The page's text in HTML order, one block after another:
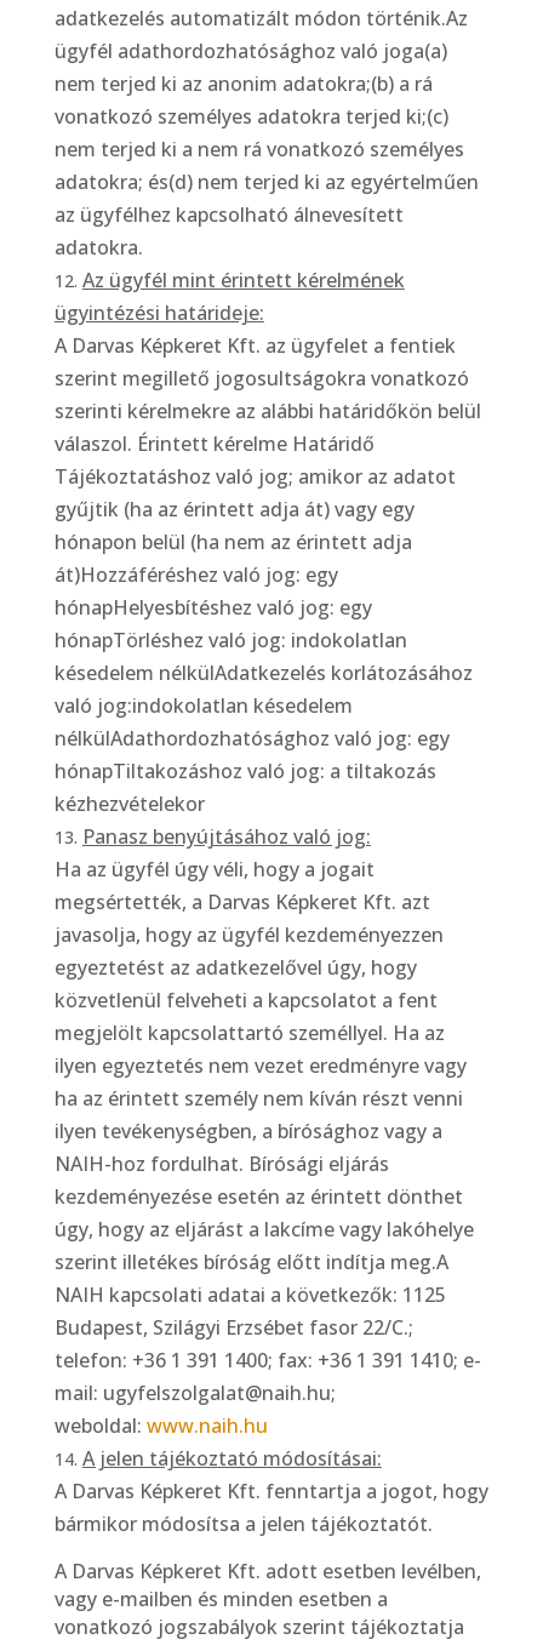
adatkezelés automatizált módon történik.Az
ügyfél adathordozhatósághoz való joga(a)
nem terjed ki az anonim adatokra;(b) a rá
vonatkozó személyes adatokra terjed ki;(c)
nem terjed ki a nem rá vonatkozó személyes
adatokra; és(d) nem terjed ki az egyértelműen
az ügyfélhez kapcsolható álnevesített
adatokra.
Az ügyfél mint érintett kérelmének
ügyintézési határideje:
A Darvas Képkeret Kft. az ügyfelet a fentiek
szerint megillető jogosultságokra vonatkozó
szerinti kérelmekre az alábbi határidőkön belül
válaszol. Érintett kérelme Határidő
Tájékoztatáshoz való jog; amikor az adatot
gyűjtik (ha az érintett adja át) vagy egy
hónapon belül (ha nem az érintett adja
át)Hozzáféréshez való jog: egy
hónapHelyesbítéshez való jog: egy
hónapTörléshez való jog: indokolatlan
késedelem nélkülAdatkezelés korlátozásához
való jog:indokolatlan késedelem
nélkülAdathordozhatósághoz való jog: egy
hónapTiltakozáshoz való jog: a tiltakozás
kézhezvételekor
Panasz benyújtásához való jog:
Ha az ügyfél úgy véli, hogy a jogait
megsértették, a Darvas Képkeret Kft. azt
javasolja, hogy az ügyfél kezdeményezzen
egyeztetést az adatkezelővel úgy, hogy
közvetlenül felveheti a kapcsolatot a fent
megjelölt kapcsolattartó személlyel. Ha az
ilyen egyeztetés nem vezet eredményre vagy
ha az érintett személy nem kíván részt venni
ilyen tevékenységben, a bírósághoz vagy a
NAIH-hoz fordulhat. Bírósági eljárás
kezdeményezése esetén az érintett dönthet
úgy, hogy az eljárást a lakcíme vagy lakóhelye
szerint illetékes bíróság előtt indítja meg.A
NAIH kapcsolati adatai a következők: 1125
Budapest, Szilágyi Erzsébet fasor 22/C.;
telefon: +36 1 391 1400; fax: +36 1 391 1410; e-
mail: ugyfelszolgalat@naih.hu;
weboldal: www.naih.hu
A jelen tájékoztató módosításai:
A Darvas Képkeret Kft. fenntartja a jogot, hogy
bármikor módosítsa a jelen tájékoztatót.
A Darvas Képkeret Kft. adott esetben levélben,
vagy e-mailben és minden esetben a
vonatkozó jogszabályok szerint tájékoztatja